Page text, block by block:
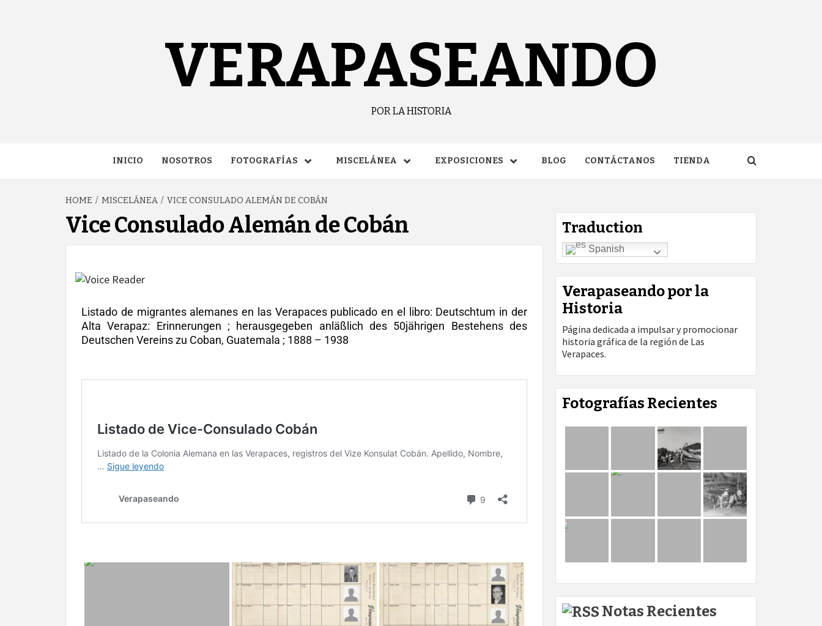
VERAPASEANDO
POR LA HISTORIA
INICIO NOSOTROS FOTOGRAFÍAS MISCELÁNEA EXPOSICIONES BLOG CONTÁCTANOS TIENDA
HOME MISCELÁNEA VICE CONSULADO ALEMÁN DE COBÁN
Vice Consulado Alemán de Cobán
Listado de migrantes alemanes en las Verapaces publicado en el libro: Deutschtum in der
Alta Verapaz: Erinnerungen ; herausgegeben anläßlich des 50jährigen Bestehens des
Deutschen Vereins zu Coban, Guatemala ; 1888 – 1938
Traduction
Spanish
Verapaseando por la
Historia
Página dedicada a impulsar y promocionar
historia gráfica de la región de Las
Verapaces.
Fotografías Recientes
Notas Recientes